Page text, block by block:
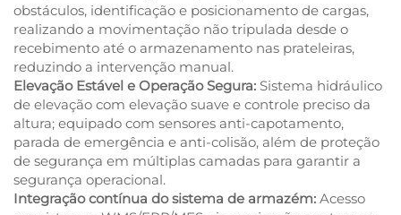
obstáculos, identificação e posicionamento de cargas,
realizando a movimentação não tripulada desde o
recebimento até o armazenamento nas prateleiras,
reduzindo a intervenção manual.
Elevação Estável e Operação Segura: Sistema hidráulico
de elevação com elevação suave e controle preciso da
altura; equipado com sensores anti-capotamento,
parada de emergência e anti-colisão, além de proteção
de segurança em múltiplas camadas para garantir a
segurança operacional.
Integração contínua do sistema de armazém: Acesso